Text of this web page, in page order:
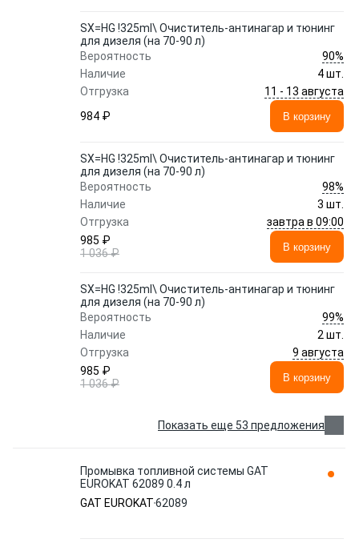
SX=HG !325ml\ Очиститель-антинагар и тюнинг
для дизеля (на 70-90 л)
Вероятность
90%
Наличие
4 шт.
Отгрузка
11 - 13 августа
984 ₽
В корзину
SX=HG !325ml\ Очиститель-антинагар и тюнинг
для дизеля (на 70-90 л)
Вероятность
98%
Наличие
3 шт.
Отгрузка
завтра в 09:00
985 ₽
1 036 ₽
В корзину
SX=HG !325ml\ Очиститель-антинагар и тюнинг
для дизеля (на 70-90 л)
Вероятность
99%
Наличие
2 шт.
Отгрузка
9 августа
985 ₽
1 036 ₽
В корзину
Показать еще 53 предложения
Промывка топливной системы GAT
EUROKAT 62089 0.4 л
GAT EUROKAT62089